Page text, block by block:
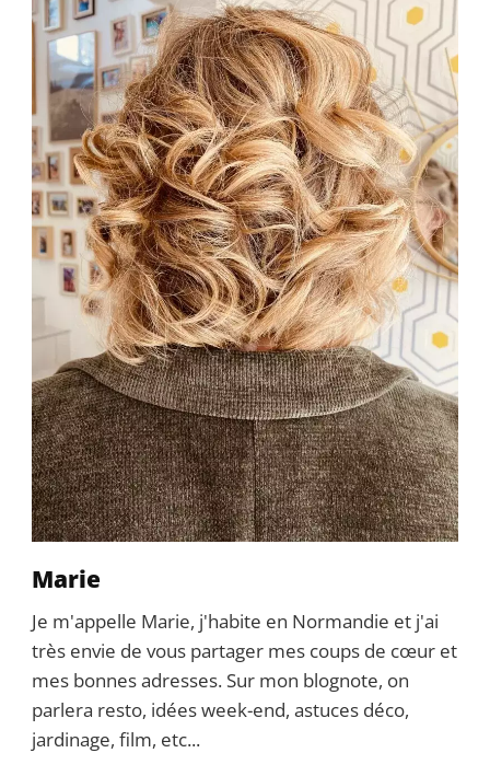
Marie
Je m'appelle Marie, j'habite en Normandie et j'ai
très envie de vous partager mes coups de cœur et
mes bonnes adresses. Sur mon blognote, on
parlera resto, idées week-end, astuces déco,
jardinage, film, etc...